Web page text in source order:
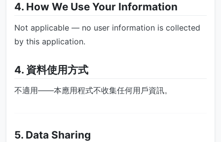
4. How We Use Your Information
Not applicable — no user information is collected
by this application.
4. 資料使用方式
不適用——本應用程式不收集任何用戶資訊。
5. Data Sharing